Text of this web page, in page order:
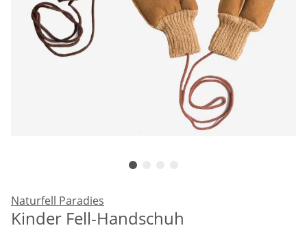
Naturfell Paradies
Kinder Fell-Handschuh